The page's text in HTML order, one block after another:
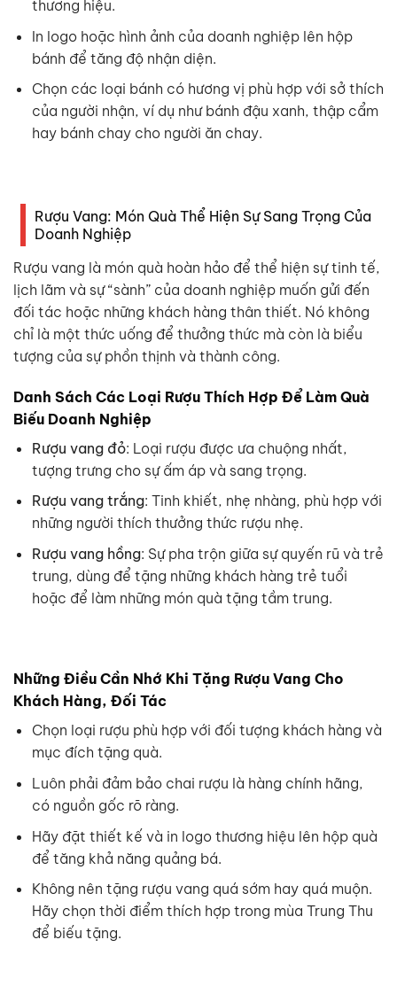
thương hiệu.
In logo hoặc hình ảnh của doanh nghiệp lên hộp
bánh để tăng độ nhận diện.
Chọn các loại bánh có hương vị phù hợp với sở thích
của người nhận, ví dụ như bánh đậu xanh, thập cẩm
hay bánh chay cho người ăn chay.
Rượu Vang: Món Quà Thể Hiện Sự Sang Trọng Của
Doanh Nghiệp
Rượu vang là món quà hoàn hảo để thể hiện sự tinh tế,
lịch lãm và sự “sành” của doanh nghiệp muốn gửi đến
đối tác hoặc những khách hàng thân thiết. Nó không
chỉ là một thức uống để thưởng thức mà còn là biểu
tượng của sự phồn thịnh và thành công.
Danh Sách Các Loại Rượu Thích Hợp Để Làm Quà
Biếu Doanh Nghiệp
Rượu vang đỏ: Loại rượu được ưa chuộng nhất,
tượng trưng cho sự ấm áp và sang trọng.
Rượu vang trắng: Tinh khiết, nhẹ nhàng, phù hợp với
những người thích thưởng thức rượu nhẹ.
Rượu vang hồng: Sự pha trộn giữa sự quyến rũ và trẻ
trung, dùng để tặng những khách hàng trẻ tuổi
hoặc để làm những món quà tặng tầm trung.
Những Điều Cần Nhớ Khi Tặng Rượu Vang Cho
Khách Hàng, Đối Tác
Chọn loại rượu phù hợp với đối tượng khách hàng và
mục đích tặng quà.
Luôn phải đảm bảo chai rượu là hàng chính hãng,
có nguồn gốc rõ ràng.
Hãy đặt thiết kế và in logo thương hiệu lên hộp quà
để tăng khả năng quảng bá.
Không nên tặng rượu vang quá sớm hay quá muộn.
Hãy chọn thời điểm thích hợp trong mùa Trung Thu
để biếu tặng.